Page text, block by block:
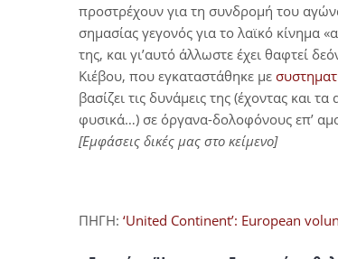
προστρέχουν για τη συνδρομή του
σημασίας γεγονός για το λαϊκό κίνημα
της, και γι’αυτό άλλωστε έχει θαφτεί
Κιέβου, που εγκαταστάθηκε με
βασίζει τις δυνάμεις της (έχοντας και
φυσικά…) σε όργανα-δολοφόνους επ’
[Εμφάσεις δικές μας στο κείμενο]
ΠΗΓΗ: ‘United Continent’: European